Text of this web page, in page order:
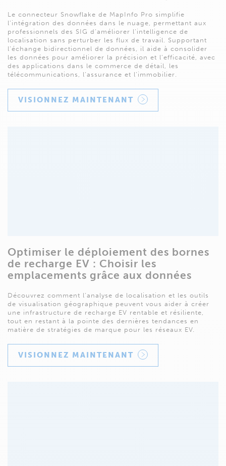
Le connecteur Snowflake de MapInfo Pro simplifie
l’intégration des données dans le nuage, permettant aux
professionnels des SIG d’améliorer l’intelligence de
localisation sans perturber les flux de travail. Supportant
l’échange bidirectionnel de données, il aide à consolider
les données pour améliorer la précision et l’efficacité, avec
des applications dans le commerce de détail, les
télécommunications, l’assurance et l’immobilier.
VISIONNEZ MAINTENANT
Optimiser le déploiement des bornes
de recharge EV : Choisir les
emplacements grâce aux données
Découvrez comment l’analyse de localisation et les outils
de visualisation géographique peuvent vous aider à créer
une infrastructure de recharge EV rentable et résiliente,
tout en restant à la pointe des dernières tendances en
matière de stratégies de marque pour les réseaux EV.
VISIONNEZ MAINTENANT